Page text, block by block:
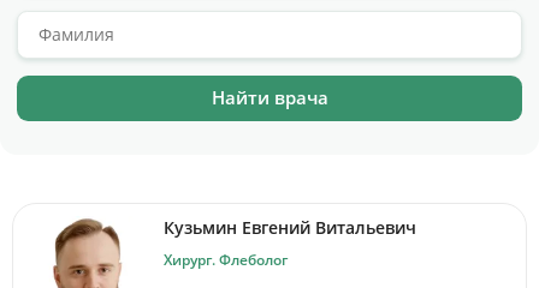
Кузьмин Евгений Витальевич
Хирург. Флеболог
Контакты
+7 (812) 435-55-55